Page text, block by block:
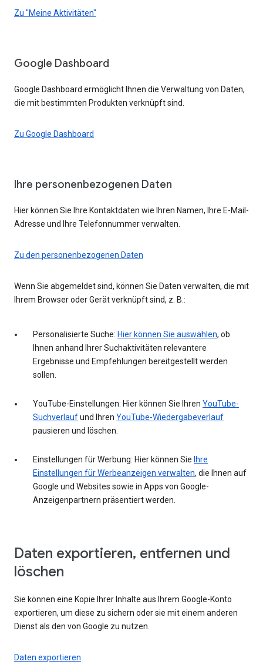
Zu "Meine Aktivitäten"
Google Dashboard
Google Dashboard ermöglicht Ihnen die Verwaltung von Daten,
die mit bestimmten Produkten verknüpft sind.
Zu Google Dashboard
Ihre personenbezogenen Daten
Hier können Sie Ihre Kontaktdaten wie Ihren Namen, Ihre E-Mail-
Adresse und Ihre Telefonnummer verwalten.
Zu den personenbezogenen Daten
Wenn Sie abgemeldet sind, können Sie Daten verwalten, die mit
Ihrem Browser oder Gerät verknüpft sind, z. B.:
Personalisierte Suche: Hier können Sie auswählen, ob
Ihnen anhand Ihrer Suchaktivitäten relevantere
Ergebnisse und Empfehlungen bereitgestellt werden
sollen.
YouTube-Einstellungen: Hier können Sie Ihren YouTube-
Suchverlaufund Ihren YouTube-Wiedergabeverlauf
pausieren und löschen.
Einstellungen für Werbung: Hier können Sie Ihre
Einstellungen für Werbeanzeigen verwalten, die Ihnen auf
Google und Websites sowie in Apps von Google-
Anzeigenpartnern präsentiert werden.
Daten exportieren, entfernen und
löschen
Sie können eine Kopie Ihrer Inhalte aus Ihrem Google-Konto
exportieren, um diese zu sichern oder sie mit einem anderen
Dienst als den von Google zu nutzen.
Daten exportieren